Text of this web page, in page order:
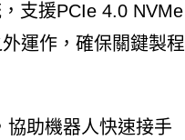
支援PCIe 4.0 NVMe
運作，確保關鍵製程
協助機器人快速接手